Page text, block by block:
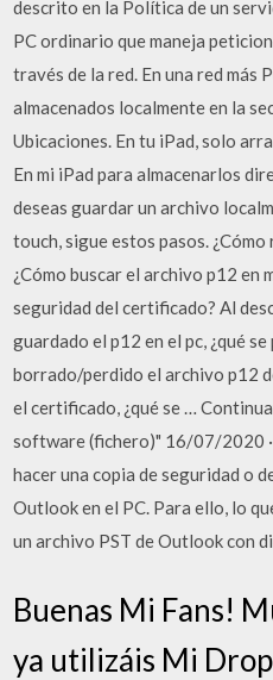
descrito en la Política de un
PC ordinario que maneja
través de la red. En una red más
almacenados localmente en la
Ubicaciones. En tu iPad, solo
En mi iPad para almacenarlos
deseas guardar un archivo
touch, sigue estos pasos.
¿Cómo buscar el archivo p12 en
seguridad del certificado? Al
guardado el p12 en el pc, ¿qué se
borrado/perdido el archivo p12
el certificado, ¿qué se …
software (fichero)" 16/07/2020
hacer una copia de seguridad o
Outlook en el PC. Para ello, lo
un archivo PST de Outlook con
Buenas Mi Fans!
ya utilizáis Mi